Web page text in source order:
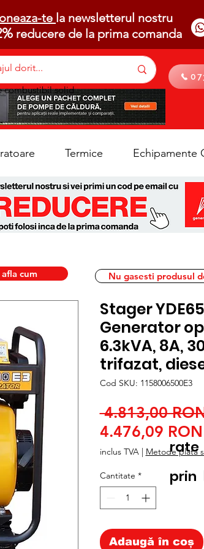
te la newsletterul nostru
reducere de la prima comanda
combustibil solid
Termice Echipamente
Stager
Generator
6.3kVA, 8A,
trifazat,
Cod SKU: 1158006500E3
4.813,00
4.476,09 RON
inclus TVA| Metode plata
Cantitate *
Adaugă în coș
rate
prin
afla cum Nu gasesti produsul